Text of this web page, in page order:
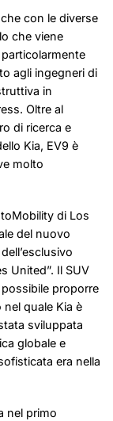
con le diverse
che viene
agli ingegneri di
in
Oltre al
di ricerca e
Kia, EV9 è
molto
di Los
del nuovo
United”. Il SUV
proporre
quale Kia è
sviluppata
globale e
era nella
nel primo